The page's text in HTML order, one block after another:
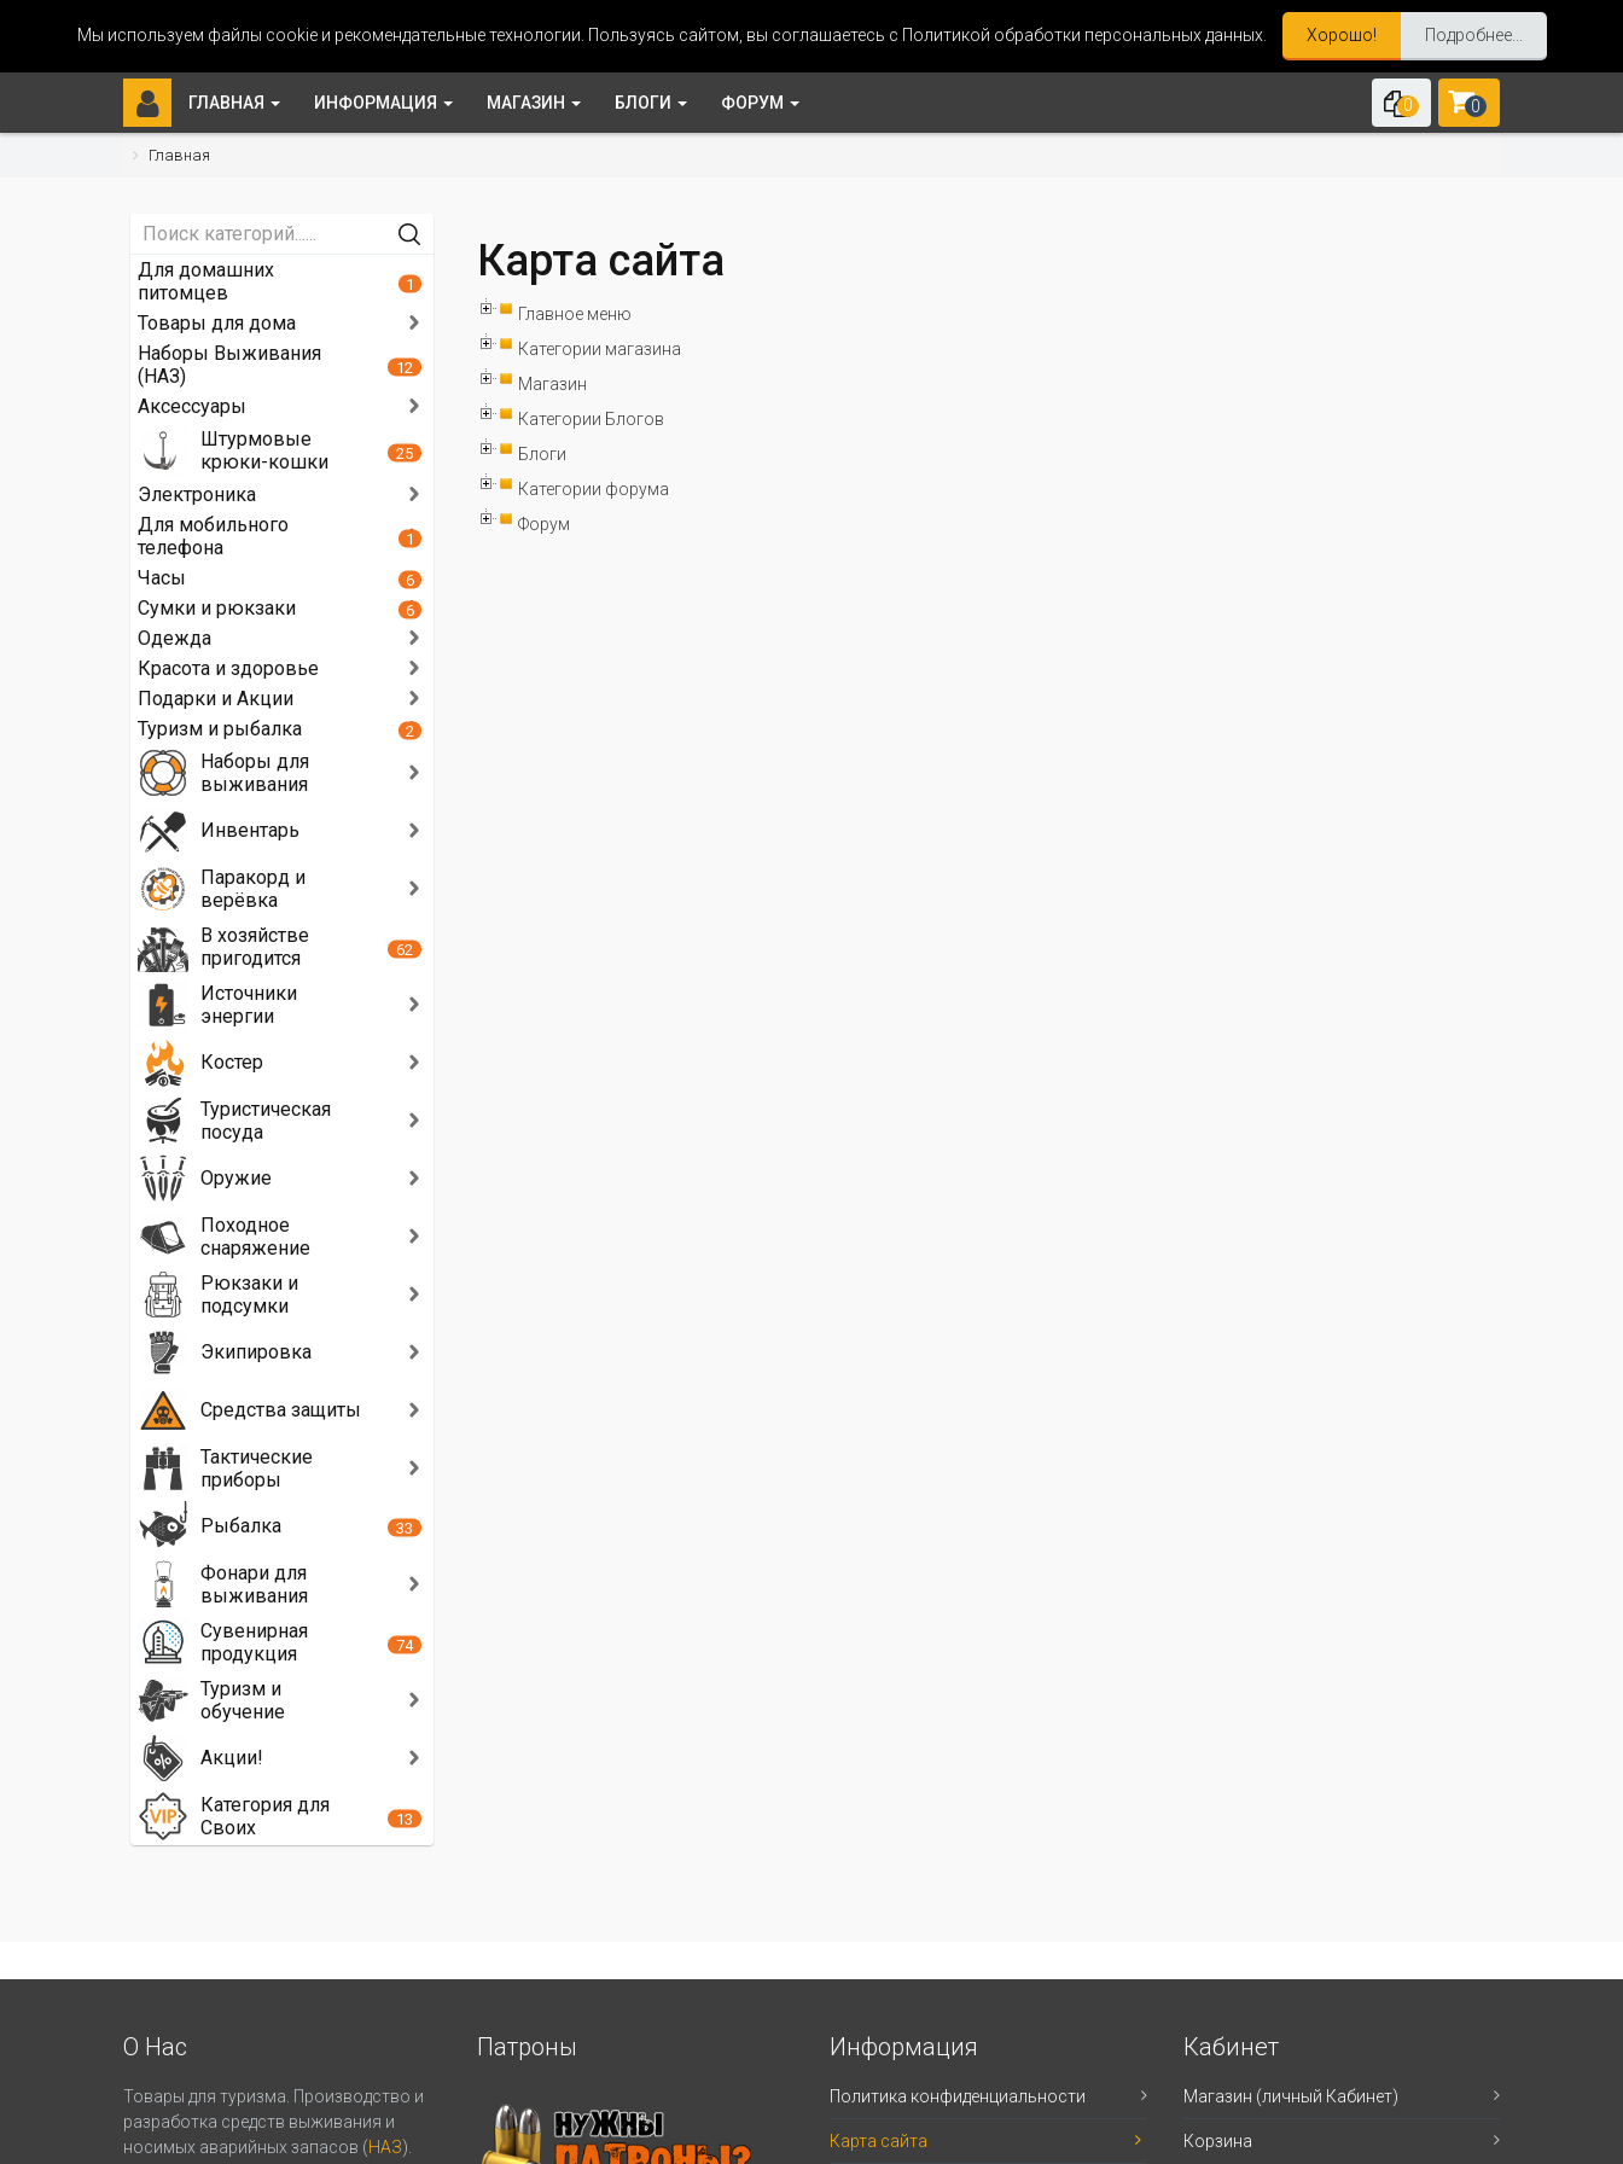
Мы используем файлы cookie и рекомендательные технологии. Пользуясь сайтом, вы соглашаетесь с Политикой обработки персональных данных. Хорошо! Подробнее...
ГЛАВНАЯ ИНФОРМАЦИЯ МАГАЗИН БЛОГИ ФОРУМ 0 0
Главная
Карта сайта
Главное меню
Категории магазина
Магазин
Категории Блогов
Блоги
Категории форума
Форум
Для домашних
питомцев
1
Товары для дома
Наборы Выживания
(НАЗ)
12
Аксессуары
Штурмовые
крюки-кошки
25
Электроника
Для мобильного
телефона
1
Часы 6
Сумки и рюкзаки 6
Одежда
Красота и здоровье
Подарки и Акции
Туризм и рыбалка
2
Наборы для
выживания
Инвентарь
Паракорд и
верёвка
В хозяйстве
пригодится
62
Источники
энергии
Костер
Туристическая
посуда
Оружие
Походное
снаряжение
Рюкзаки и
подсумки
Экипировка
Средства защиты
Тактические
приборы
Рыбалка
33
Фонари для
выживания
Сувенирная
продукция
74
Туризм и
обучение
Акции!
Категория для
Своих
13
О Нас
Товары для туризма. Производство и
разработка средств выживания и
носимых аварийных запасов (НАЗ).
Патроны Информация
Политика конфиденциальности
Карта сайта
Кабинет
Магазин (личный Кабинет)
Корзина